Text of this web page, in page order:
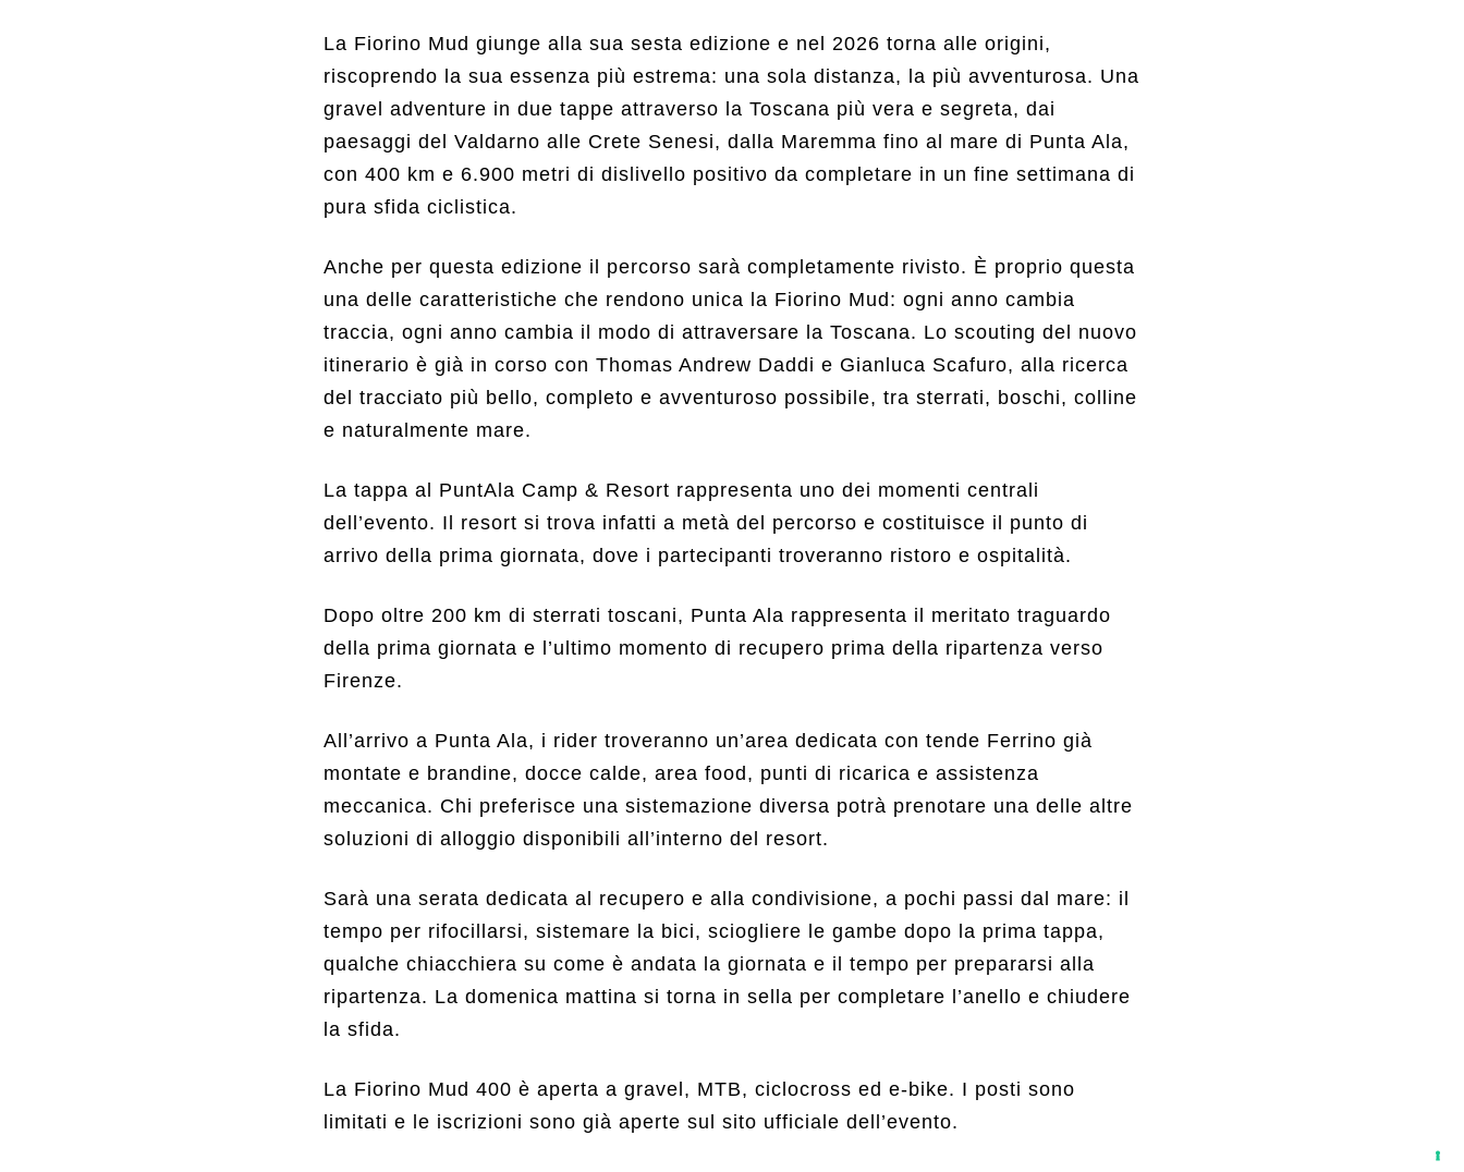
La Fiorino Mud giunge alla sua sesta edizione e nel 2026 torna alle origini,
riscoprendo la sua essenza più estrema: una sola distanza, la più avventurosa. Una
gravel adventure in due tappe attraverso la Toscana più vera e segreta, dai
paesaggi del Valdarno alle Crete Senesi, dalla Maremma fino al mare di Punta Ala,
con 400 km e 6.900 metri di dislivello positivo da completare in un fine settimana di
pura sfida ciclistica.
Anche per questa edizione il percorso sarà completamente rivisto. È proprio questa
una delle caratteristiche che rendono unica la Fiorino Mud: ogni anno cambia
traccia, ogni anno cambia il modo di attraversare la Toscana. Lo scouting del nuovo
itinerario è già in corso con Thomas Andrew Daddi e Gianluca Scafuro, alla ricerca
del tracciato più bello, completo e avventuroso possibile, tra sterrati, boschi, colline
e naturalmente mare.
La tappa al PuntAla Camp & Resort rappresenta uno dei momenti centrali
dell’evento. Il resort si trova infatti a metà del percorso e costituisce il punto di
arrivo della prima giornata, dove i partecipanti troveranno ristoro e ospitalità.
Dopo oltre 200 km di sterrati toscani, Punta Ala rappresenta il meritato traguardo
della prima giornata e l’ultimo momento di recupero prima della ripartenza verso
Firenze.
All’arrivo a Punta Ala, i rider troveranno un’area dedicata con tende Ferrino già
montate e brandine, docce calde, area food, punti di ricarica e assistenza
meccanica. Chi preferisce una sistemazione diversa potrà prenotare una delle altre
soluzioni di alloggio disponibili all’interno del resort.
Sarà una serata dedicata al recupero e alla condivisione, a pochi passi dal mare: il
tempo per rifocillarsi, sistemare la bici, sciogliere le gambe dopo la prima tappa,
qualche chiacchiera su come è andata la giornata e il tempo per prepararsi alla
ripartenza. La domenica mattina si torna in sella per completare l’anello e chiudere
la sfida.
La Fiorino Mud 400 è aperta a gravel, MTB, ciclocross ed e-bike. I posti sono
limitati e le iscrizioni sono già aperte sul sito ufficiale dell’evento.